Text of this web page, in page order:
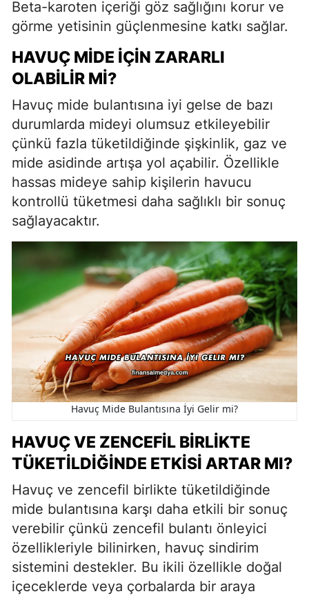
Beta-karoten içeriği göz sağlığını korur ve
görme yetisinin güçlenmesine katkı sağlar.
HAVUÇ MIDE İÇIN ZARARLI
OLABILIR MI?
Havuç mide bulantısına iyi gelse de bazı
durumlarda mideyi olumsuz etkileyebilir
çünkü fazla tüketildiğinde şişkinlik, gaz ve
mide asidinde artışa yol açabilir. Özellikle
hassas mideye sahip kişilerin havucu
kontrollü tüketmesi daha sağlıklı bir sonuç
sağlayacaktır.
Havuç Mide Bulantısına İyi Gelir mi?
HAVUÇ VE ZENCEFIL BIRLIKTE
TÜKETILDIĞINDE ETKISI ARTAR MI?
Havuç ve zencefil birlikte tüketildiğinde
mide bulantısına karşı daha etkili bir sonuç
verebilir çünkü zencefil bulantı önleyici
özellikleriyle bilinirken, havuç sindirim
sistemini destekler. Bu ikili özellikle doğal
içeceklerde veya çorbalarda bir araya